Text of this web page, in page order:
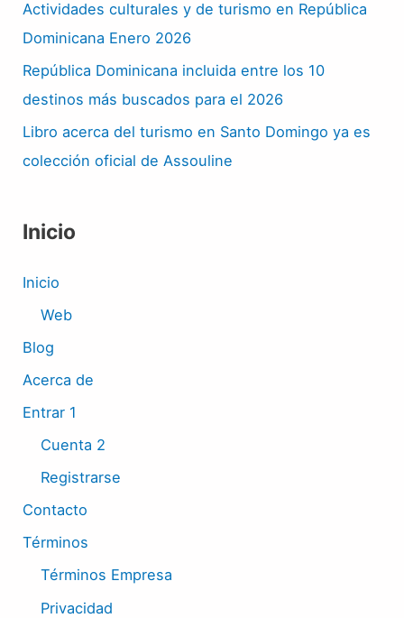
Actividades culturales y de turismo en República
Dominicana Enero 2026
República Dominicana incluida entre los 10
destinos más buscados para el 2026
Libro acerca del turismo en Santo Domingo ya es
colección oficial de Assouline
Inicio
Inicio
Web
Blog
Acerca de
Entrar 1
Cuenta 2
Registrarse
Contacto
Términos
Términos Empresa
Privacidad